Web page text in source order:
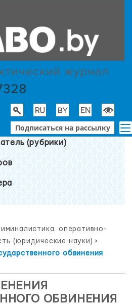
Подписаться на рассылку
(рубрики)
оперативно-
(юридические науки) >
обвинения
ОБВИНЕНИЯ